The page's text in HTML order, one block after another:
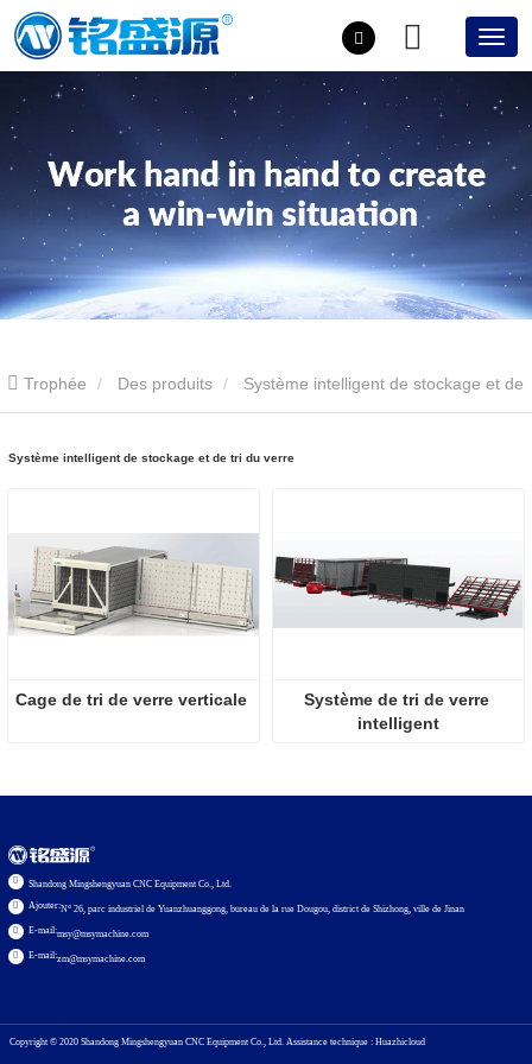
Trophée Des produits
Système intelligent de stockage et de tri du verre
Cage de tri de verre verticale
Système de tri de verre
intelligent
Shandong Mingshengyuan CNC Equipment Co., Ltd.
Ajouter:N° 26, parc industriel de Yuanzhuanggong, bureau de la rue Dougou, district de Shizhong, ville de Jinan
E-mail:msy@msymachine.com
E-mail:zm@msymachine.com
Copyright © 2020 Shandong Mingshengyuan CNC Equipment Co., Ltd. Assistance technique : Huazhicloud